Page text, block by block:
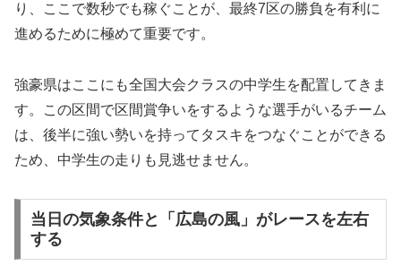
り、ここで数秒でも稼ぐことが、最終7区の勝負を有利に
進めるために極めて重要です。
強豪県はここにも全国大会クラスの中学生を配置してきま
す。この区間で区間賞争いをするような選手がいるチーム
は、後半に強い勢いを持ってタスキをつなぐことができる
ため、中学生の走りも見逃せません。
当日の気象条件と「広島の風」がレースを左右
する